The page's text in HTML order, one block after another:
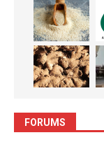
FORUMS